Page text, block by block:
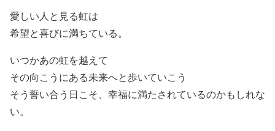
愛しい人と見る虹は
希望と喜びに満ちている。
いつかあの虹を越えて
その向こうにある未来へと歩いていこう
そう誓い合う日こそ、幸福に満たされているのかもしれな
い。